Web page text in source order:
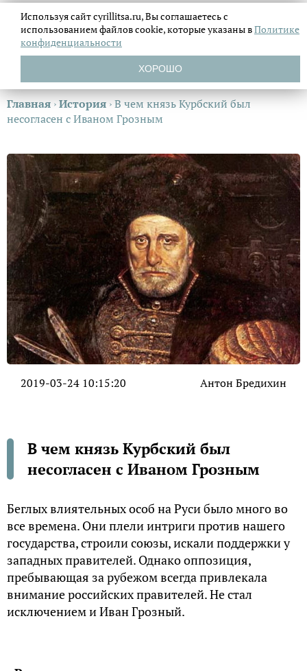
Главная ›История ›В чем князь Курбский был
несогласен с Иваном Грозным
2019-03-24 10:15:20 Антон Бредихин
В чем князь Курбский был
несогласен с Иваном Грозным
Беглых влиятельных особ на Руси было много во
все времена. Они плели интриги против нашего
государства, строили союзы, искали поддержки у
западных правителей. Однако оппозиция,
пребывающая за рубежом всегда привлекала
внимание российских правителей. Не стал
исключением и Иван Грозный.
Используя сайт cyrillitsa.ru, Вы соглашаетесь с
использованием файловcookie, которые указаны вПолитике
конфиденциальности
ХОРОШО